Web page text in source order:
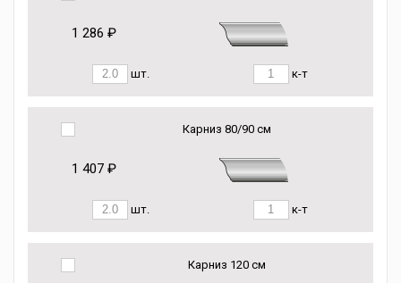
1 286 ₽
шт. к-т
Карниз 80/90 см
1 407 ₽
шт. к-т
Карниз 120 см